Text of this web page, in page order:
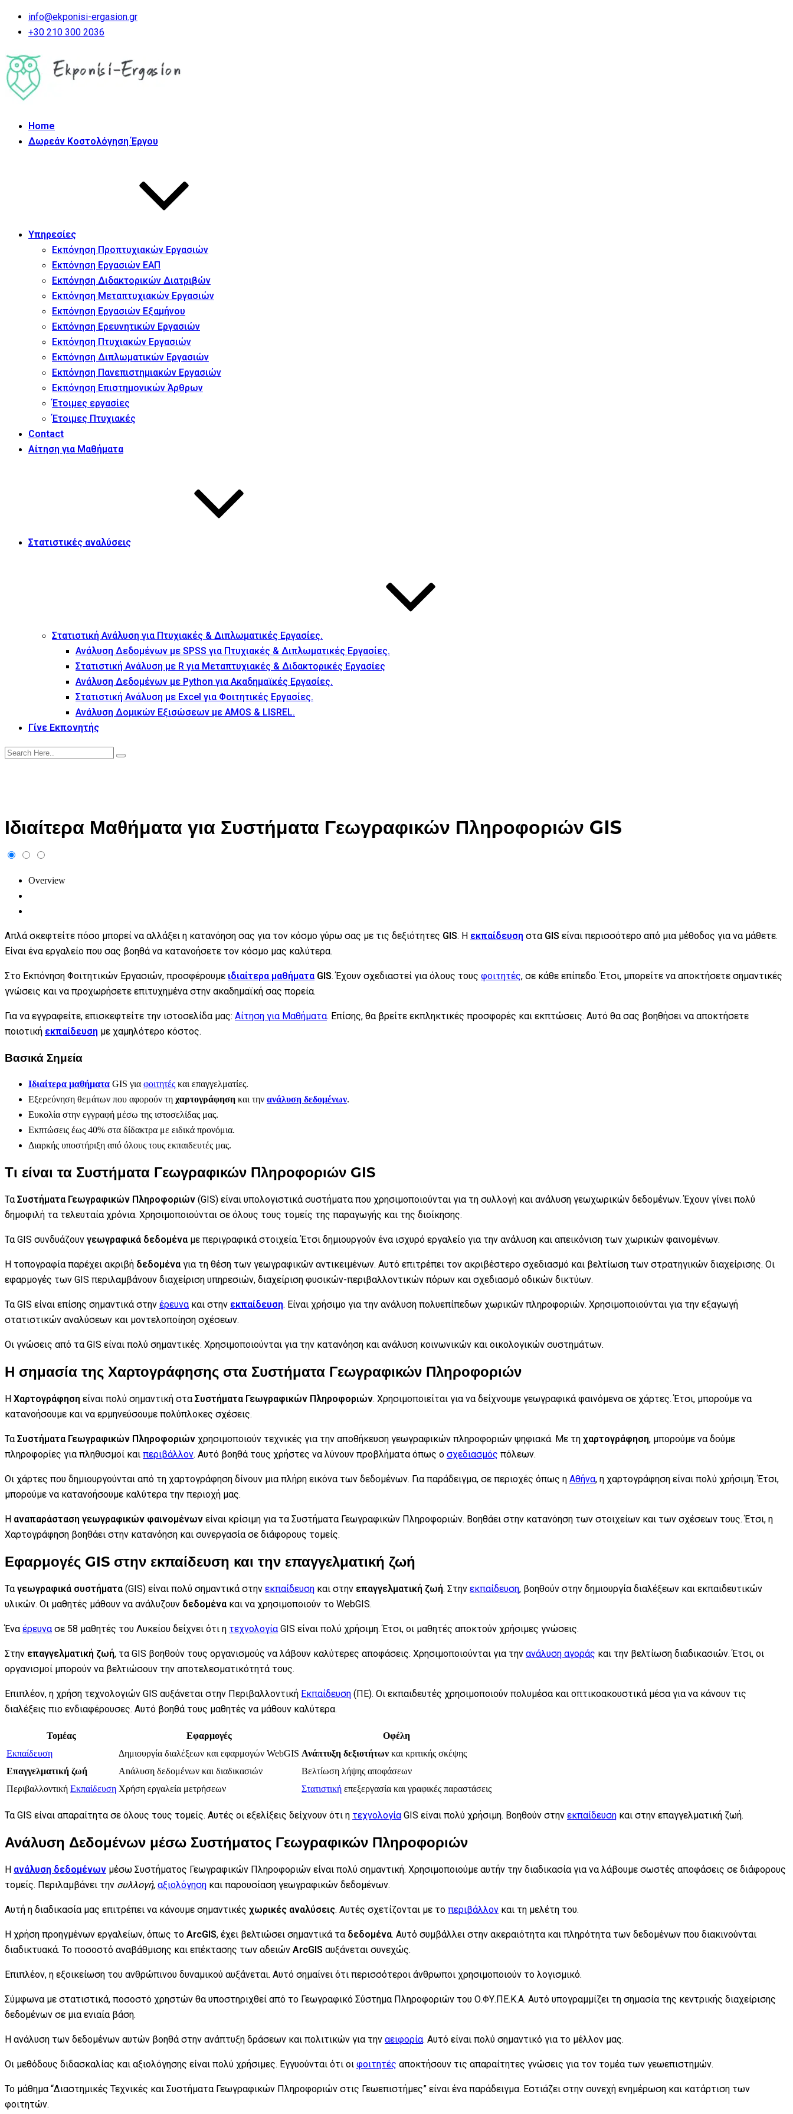
info@ekponisi-ergasion.gr
+30 210 300 2036
Home
Δωρεάν Κοστολόγηση Έργου
Υπηρεσίες
Εκπόνηση Προπτυχιακών Εργασιών
Εκπόνηση Εργασιών ΕΑΠ
Εκπόνηση Διδακτορικών Διατριβών
Εκπόνηση Μεταπτυχιακών Εργασιών
Εκπόνηση Εργασιών Εξαμήνου
Εκπόνηση Ερευνητικών Εργασιών
Εκπόνηση Πτυχιακών Εργασιών
Εκπόνηση Διπλωματικών Εργασιών
Εκπόνηση Πανεπιστημιακών Εργασιών
Εκπόνηση Επιστημονικών Άρθρων
Έτοιμες εργασίες
Έτοιμες Πτυχιακές
Contact
Αίτηση για Μαθήματα
Στατιστικές αναλύσεις
Στατιστική Ανάλυση για Πτυχιακές & Διπλωματικές Εργασίες.
Ανάλυση Δεδομένων με SPSS για Πτυχιακές & Διπλωματικές Εργασίες.
Στατιστική Ανάλυση με R για Μεταπτυχιακές & Διδακτορικές Εργασίες
Ανάλυση Δεδομένων με Python για Ακαδημαϊκές Εργασίες.
Στατιστική Ανάλυση με Excel για Φοιτητικές Εργασίες.
Ανάλυση Δομικών Εξισώσεων με AMOS & LISREL.
Γίνε Εκπονητής
Ιδιαίτερα Μαθήματα για Συστήματα Γεωγραφικών Πληροφοριών GIS
Overview
Απλά σκεφτείτε πόσο μπορεί να αλλάξει η κατανόηση σας για τον κόσμο γύρω σας με τις δεξιότητες GIS. Η εκπαίδευση στα GIS είναι περισσότερο από μια μέθοδος για να μάθετε.
Είναι ένα εργαλείο που σας βοηθά να κατανοήσετε τον κόσμο μας καλύτερα.
Στο Εκπόνηση Φοιτητικών Εργασιών, προσφέρουμε ιδιαίτερα μαθήματα GIS. Έχουν σχεδιαστεί για όλους τους φοιτητές, σε κάθε επίπεδο. Έτσι, μπορείτε να αποκτήσετε σημαντικές
γνώσεις και να προχωρήσετε επιτυχημένα στην ακαδημαϊκή σας πορεία.
Για να εγγραφείτε, επισκεφτείτε την ιστοσελίδα μας: Αίτηση για Μαθήματα. Επίσης, θα βρείτε εκπληκτικές προσφορές και εκπτώσεις. Αυτό θα σας βοηθήσει να αποκτήσετε
ποιοτική εκπαίδευση με χαμηλότερο κόστος.
Βασικά Σημεία
Ιδιαίτερα μαθήματα GIS για φοιτητές και επαγγελματίες.
Εξερεύνηση θεμάτων που αφορούν τη χαρτογράφηση και την ανάλυση δεδομένων.
Ευκολία στην εγγραφή μέσω της ιστοσελίδας μας.
Εκπτώσεις έως 40% στα δίδακτρα με ειδικά προνόμια.
Διαρκής υποστήριξη από όλους τους εκπαιδευτές μας.
Τι είναι τα Συστήματα Γεωγραφικών Πληροφοριών GIS
ΤαΣυστήματα Γεωγραφικών Πληροφοριών (GIS) είναι υπολογιστικά συστήματα που χρησιμοποιούνται για τη συλλογή και ανάλυση γεωχωρικών δεδομένων. Έχουν γίνει πολύ
δημοφιλή τα τελευταία χρόνια. Χρησιμοποιούνται σε όλους τους τομείς της παραγωγής και της διοίκησης.
Τα GIS συνδυάζουν γεωγραφικά δεδομένα με περιγραφικά στοιχεία. Έτσι δημιουργούν ένα ισχυρό εργαλείο για την ανάλυση και απεικόνιση των χωρικών φαινομένων.
Η τοπογραφία παρέχει ακριβή δεδομένα για τη θέση των γεωγραφικών αντικειμένων. Αυτό επιτρέπει τον ακριβέστερο σχεδιασμό και βελτίωση των στρατηγικών διαχείρισης. Οι
εφαρμογές των GIS περιλαμβάνουν διαχείριση υπηρεσιών, διαχείριση φυσικών-περιβαλλοντικών πόρων και σχεδιασμό οδικών δικτύων.
Τα GIS είναι επίσης σημαντικά στην έρευνακαι στην εκπαίδευση. Είναι χρήσιμο για την ανάλυση πολυεπίπεδων χωρικών πληροφοριών. Χρησιμοποιούνται για την εξαγωγή
στατιστικών αναλύσεων και μοντελοποίηση σχέσεων.
Οι γνώσεις από τα GIS είναι πολύ σημαντικές. Χρησιμοποιούνται για την κατανόηση και ανάλυση κοινωνικών και οικολογικών συστημάτων.
Η σημασία της Χαρτογράφησης στα Συστήματα Γεωγραφικών Πληροφοριών
Η Χαρτογράφηση είναι πολύ σημαντική σταΣυστήματα Γεωγραφικών Πληροφοριών. Χρησιμοποιείται για να δείχνουμε γεωγραφικά φαινόμενα σε χάρτες. Έτσι, μπορούμε να
κατανοήσουμε και να ερμηνεύσουμε πολύπλοκες σχέσεις.
ΤαΣυστήματα Γεωγραφικών Πληροφοριών χρησιμοποιούν τεχνικές για την αποθήκευση γεωγραφικών πληροφοριών ψηφιακά. Με τη χαρτογράφηση, μπορούμε να δούμε
πληροφορίες για πληθυσμοί και περιβάλλον. Αυτό βοηθά τους χρήστες να λύνουν προβλήματα όπως ο σχεδιασμός πόλεων.
Οι χάρτες που δημιουργούνται από τη χαρτογράφηση δίνουν μια πλήρη εικόνα των δεδομένων. Για παράδειγμα, σε περιοχές όπως η Αθήνα, η χαρτογράφηση είναι πολύ χρήσιμη. Έτσι,
μπορούμε να κατανοήσουμε καλύτερα την περιοχή μας.
Η αναπαράσταση γεωγραφικών φαινομένων είναι κρίσιμη για τα Συστήματα Γεωγραφικών Πληροφοριών. Βοηθάει στην κατανόηση των στοιχείων και των σχέσεων τους. Έτσι, η
Χαρτογράφηση βοηθάει στην κατανόηση και συνεργασία σε διάφορους τομείς.
Εφαρμογές GIS στην εκπαίδευση και την επαγγελματική ζωή
Τα γεωγραφικά συστήματα (GIS) είναι πολύ σημαντικά στην εκπαίδευση και στην επαγγελματική ζωή. Στην εκπαίδευση, βοηθούν στην δημιουργία διαλέξεων και εκπαιδευτικών
υλικών. Οι μαθητές μάθουν να ανάλυζουν δεδομένα και να χρησιμοποιούν το WebGIS.
Ένα έρευνα σε 58 μαθητές του Λυκείου δείχνει ότι η τεχνολογία GIS είναι πολύ χρήσιμη. Έτσι, οι μαθητές αποκτούν χρήσιμες γνώσεις.
Στην επαγγελματική ζωή, τα GIS βοηθούν τους οργανισμούς να λάβουν καλύτερες αποφάσεις. Χρησιμοποιούνται για την ανάλυση αγοράς και την βελτίωση διαδικασιών. Έτσι, οι
οργανισμοί μπορούν να βελτιώσουν την αποτελεσματικότητά τους.
Επιπλέον, η χρήση τεχνολογιών GIS αυξάνεται στην Περιβαλλοντική Εκπαίδευση (ΠΕ). Οι εκπαιδευτές χρησιμοποιούν πολυμέσα και οπτικοακουστικά μέσα για να κάνουν τις
διαλέξεις πιο ενδιαφέρουσες. Αυτό βοηθά τους μαθητές να μάθουν καλύτερα.
Τομέας Εφαρμογές
Οφέλη
Εκπαίδευση
Δημιουργία διαλέξεων και εφαρμογών WebGIS Ανάπτυξη δεξιοτήτων και κριτικής σκέψης
Επαγγελματική ζωή
Anάλυση δεδομένων και διαδικασιών
Βελτίωση λήψης αποφάσεων
Περιβαλλοντική Εκπαίδευση Χρήση εργαλεία μετρήσεων Στατιστική επεξεργασία και γραφικές παραστάσεις
Τα GIS είναι απαραίτητα σε όλους τους τομείς. Αυτές οι εξελίξεις δείχνουν ότι η τεχνολογία GIS είναι πολύ χρήσιμη. Βοηθούν στην εκπαίδευση και στην επαγγελματική ζωή.
Ανάλυση Δεδομένων μέσω Συστήματος Γεωγραφικών Πληροφοριών
Η ανάλυση δεδομένων μέσω Συστήματος Γεωγραφικών Πληροφοριών είναι πολύ σημαντική. Χρησιμοποιούμε αυτήν την διαδικασία για να λάβουμε σωστές αποφάσεις σε διάφορους
τομείς. Περιλαμβάνει την συλλογή, αξιολόγηση και παρουσίαση γεωγραφικών δεδομένων.
Αυτή η διαδικασία μας επιτρέπει να κάνουμε σημαντικές χωρικές αναλύσεις. Αυτές σχετίζονται με το περιβάλλον και τη μελέτη του.
Η χρήση προηγμένων εργαλείων, όπως το ArcGIS, έχει βελτιώσει σημαντικά τα δεδομένα. Αυτό συμβάλλει στην ακεραιότητα και πληρότητα των δεδομένων που διακινούνται
διαδικτυακά. Το ποσοστό αναβάθμισης και επέκτασης των αδειών ArcGIS αυξάνεται συνεχώς.
Επιπλέον, η εξοικείωση του ανθρώπινου δυναμικού αυξάνεται. Αυτό σημαίνει ότι περισσότεροι άνθρωποι χρησιμοποιούν το λογισμικό.
Σύμφωνα με στατιστικά, ποσοστό χρηστών θα υποστηριχθεί από το Γεωγραφικό Σύστημα Πληροφοριών του Ο.ΦΥ.ΠΕ.Κ.Α. Αυτό υπογραμμίζει τη σημασία της κεντρικής διαχείρισης
δεδομένων σε μια ενιαία βάση.
Η ανάλυση των δεδομένων αυτών βοηθά στην ανάπτυξη δράσεων και πολιτικών για την αειφορία. Αυτό είναι πολύ σημαντικό για το μέλλον μας.
Οι μεθόδους διδασκαλίας και αξιολόγησης είναι πολύ χρήσιμες. Εγγυούνται ότι οι φοιτητές αποκτήσουν τις απαραίτητες γνώσεις για τον τομέα των γεωεπιστημών.
Το μάθημα “Διαστημικές Τεχνικές και Συστήματα Γεωγραφικών Πληροφοριών στις Γεωεπιστήμες” είναι ένα παράδειγμα. Εστιάζει στην συνεχή ενημέρωση και κατάρτιση των
φοιτητών.